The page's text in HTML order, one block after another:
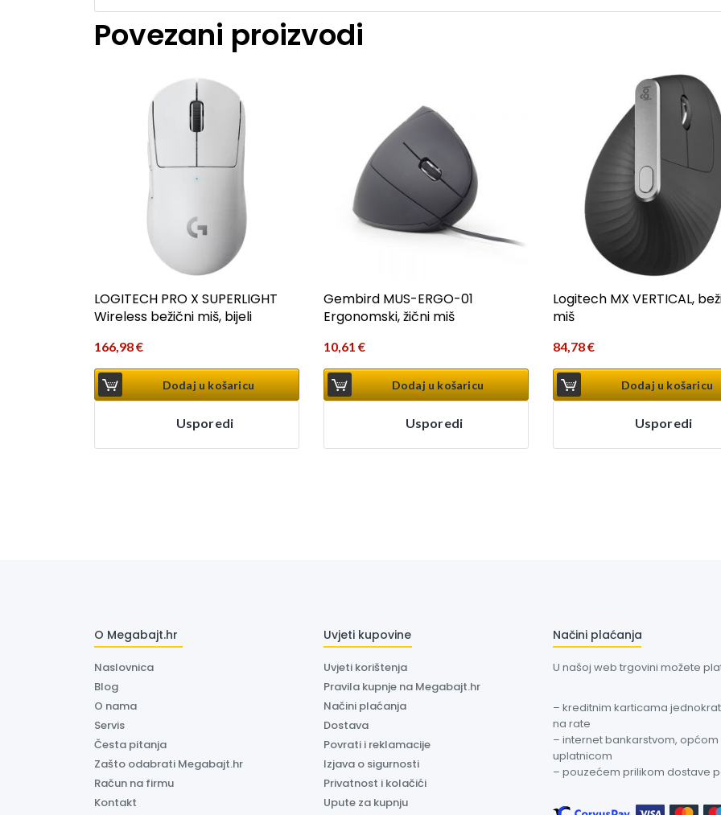
Povezani proizvodi
LOGITECH PRO X SUPERLIGHT
Wireless bežični miš, bijeli
166,98€
Dodaj u košaricu
Usporedi
Gembird MUS-ERGO-01
Ergonomski, žični miš
10,61 €
Dodaj u košaricu
Usporedi
Logitech MX VERTICAL,
miš
84,78€
Dodaj u košaricu
Usporedi
O Megabajt.hr
Naslovnica
Blog
O nama
Servis
Česta pitanja
Zašto odabrati Megabajt.hr
Račun na firmu
Kontakt
Uvjeti kupovine
Uvjeti korištenja
Pravila kupnje na Megabajt.hr
Načini plaćanja
Dostava
Povrati i reklamacije
Izjava o sigurnosti
Privatnost i kolačići
Upute za kupnju
Načini plaćanja
U našoj web trgovini možete
– kreditnim karticama
na rate
– internet bankarstvom, općom
uplatnicom
– pouzećem prilikom dostave